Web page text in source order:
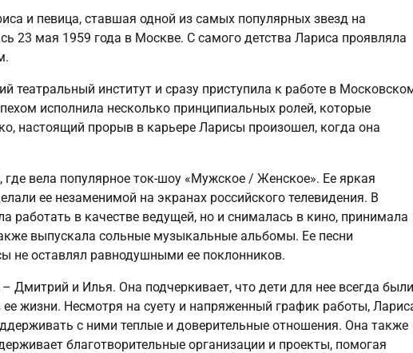
и певица, ставшая одной из самых популярных звезд на
23 мая 1959 года в Москве. С самого детства Лариса проявляла
театральный институт и сразу приступила к работе в
исполнила несколько принципиальных ролей, которые
настоящий прорыв в карьере Ларисы произошел, когда она
где вела популярное ток-шоу «Мужское / Женское». Ее яркая
ее незаменимой на экранах российского телевидения. В
работать в качестве ведущей, но и снималась в кино, принимала
выпускала сольные музыкальные альбомы. Ее песни
не оставлял равнодушными ее поклонников.
Дмитрий и Илья. Она подчеркивает, что дети для нее всегда были
жизни. Несмотря на суету и напряженный график работы,
с ними теплые и доверительные отношения. Она также
благотворительные организации и проекты, помогая